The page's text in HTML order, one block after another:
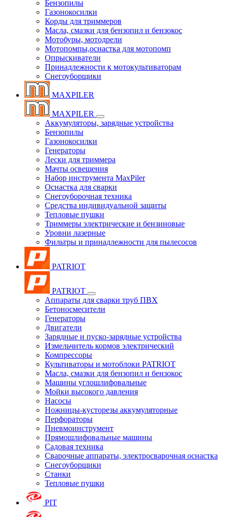
Бензопилы
Газонокосилки
Корды для триммеров
Масла, смазки для бензопил и бензокос
Мотобуры, мотодрели
Мотопомпы,оснастка для мотопомп
Опрыскиватели
Принадлежности к мотокультиваторам
Снегоуборщики
MAXPILER
MAXPILER
Аккумуляторы, зарядные устройства
Бензопилы
Газонокосилки
Генераторы
Лески для триммера
Мачты освещения
Набор инструмента MaxPiler
Оснастка для сварки
Снегоуборочная техника
Средства индивидуальной защиты
Тепловые пушки
Триммеры электрические и бензиновые
Уровни лазерные
Фильтры и принадлежности для пылесосов
PATRIOT
PATRIOT
Аппараты для сварки труб ПВХ
Бетоносмесители
Генераторы
Двигатели
Зарядные и пуско-зарядные устройства
Измельчитель кормов электрический
Компрессоры
Культиваторы и мотоблоки PATRIOT
Масла, смазки для бензопил и бензокос
Машины углошлифовальные
Мойки высокого давления
Насосы
Ножницы-кусторезы аккумуляторные
Перфораторы
Пневмоинструмент
Прямошлифовальные машины
Садовая техника
Сварочные аппараты, электросварочная оснастка
Снегоуборщики
Станки
Тепловые пушки
PIT